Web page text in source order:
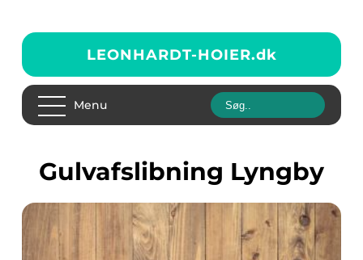
LEONHARDT-HOIER.dk
Menu
Gulvafslibning Lyngby